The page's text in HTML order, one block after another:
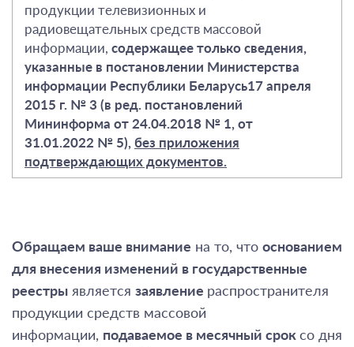
продукции телевизионных и
радиовещательных средств массовой
информации, содержащее только сведения,
указанные в постановлении Министерства
информации Республики Беларусь17 апреля
2015 г. № 3 (в ред. постановлений
Мининформа от 24.04.2018 № 1, от
31.01.2022 № 5), без приложения
подтверждающих документов.
Обращаем ваше внимание на то, что основанием
для внесения изменений в государственные
реестры является заявление распространителя
продукции средств массовой
информации, подаваемое в месячный срок со дня